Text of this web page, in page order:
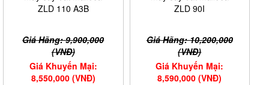
ZLD 110 A3B
Giá Hãng: 9,900,000
(VNĐ)
Giá Khuyến Mại:
8,550,000 (VNĐ)
ZLD 90I
Giá Hãng: 10,200,000
(VNĐ)
Giá Khuyến Mại:
8,590,000 (VNĐ)